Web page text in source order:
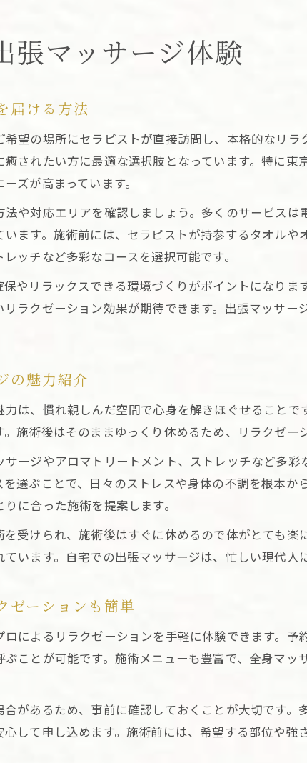
リラクゼーションを求めるなら東京出張サービス
東京出張マッサージで深いリラクゼーションを実
東京出張マッサージの本格リラクゼーション効果
忙しい方には東京出張マッサージの癒し体験を
東京出張マッサージで心身のストレスを解消し
信頼できる東京出張マッサージの選び方
信頼重視の東京出張マッサージ選びポイント解説
口コミで選ぶ東京出張マッサージの安心基準
東京出張マッサージで信頼できるセラピストの見
東京出張マッサージの評判や実績を確認する方法
技術と信頼性で選ぶ東京出張マッサージのコツ
自宅で叶う東京出張マッサージ時短リラクゼーシ
東京出張マッサージで効率的に疲れをリセット
忙しい生活に役立つ東京出張マッサージの活用術
自宅時間を活かす東京出張マッサージの極意とは
手軽に癒される出張マッサージの活用術
東京出張マッサージなら手軽にプロの施術を体験
スマホ予約で便利な東京出張マッサージ活用法
出張マッサージアプリで東京出張マッサージを
気軽に頼める東京出張マッサージの魅力とは
対応時間や予約のしやすさで選ぶ方法
東京出張マッサージの対応時間をチェックする
夜間対応も安心な東京出張マッサージの特徴
東京出張マッサージの予約方法と便利な活用法
張マッサージ体験
届ける方法
望の場所にセラピストが直接訪問し、本格的なリ
されたい方に最適な選択肢となっています。特に
ズが高まっています。
や対応エリアを確認しましょう。多くのサービス
ます。施術前には、セラピストが持参するタオル
ッチなど多彩なコースを選択可能です。
やリラックスできる環境づくりがポイントになり
ラクゼーション効果が期待できます。出張マッサ
の魅力紹介
は、慣れ親しんだ空間で心身を解きほぐせること
施術後はそのままゆっくり休めるため、リラクゼー
ージやアロマトリートメント、ストレッチなど多
選ぶことで、日々のストレスや身体の不調を根本
に合った施術を提案します。
受けられ、施術後はすぐに休めるので体がとても楽
います。自宅での出張マッサージは、忙しい現代人
ゼーションも簡単
によるリラクゼーションを手軽に体験できます。
ことが可能です。施術メニューも豊富で、全身マ
があるため、事前に確認しておくことが大切です
して申し込めます。施術前には、希望する部位や